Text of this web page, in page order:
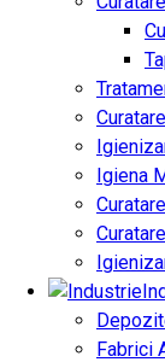
Igiena
Fabrici